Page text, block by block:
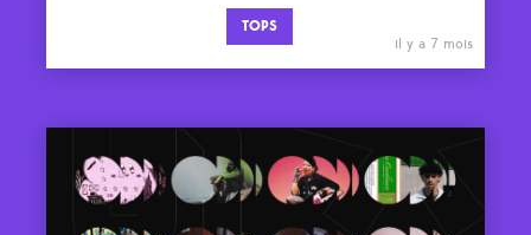
TOPS
il y a 7 mois